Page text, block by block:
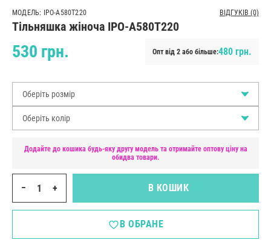
МОДЕЛЬ: IPO-A580T220 ВІДГУКІВ (0)
Тільняшка жіноча IPO-A580T220
530 грн. Опт від 2 або більше:480 грн.
Оберіть розмір
Оберіть колір
Додайте до кошика будь-яку другу модель та отримайте оптову ціну на
обидва товари.
− + В КОШИК
В ОБРАНЕ